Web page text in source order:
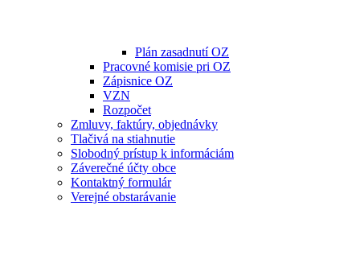
Plán zasadnutí OZ
Pracovné komisie pri OZ
Zápisnice OZ
VZN
Rozpočet
Zmluvy, faktúry, objednávky
Tlačivá na stiahnutie
Slobodný prístup k informáciám
Záverečné účty obce
Kontaktný formulár
Verejné obstarávanie